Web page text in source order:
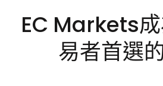
EC Markets
易者首選